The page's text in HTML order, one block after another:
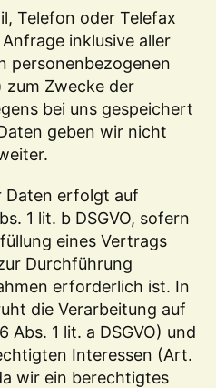
Telefon oder Telefax
inklusive aller
personenbezogenen
zum Zwecke der
bei uns gespeichert
geben wir nicht
Daten erfolgt auf
1 lit. b DSGVO, sofern
eines Vertrags
Durchführung
erforderlich ist. In
die Verarbeitung auf
Abs. 1 lit. a DSGVO) und
Interessen (Art.
wir ein berechtigtes